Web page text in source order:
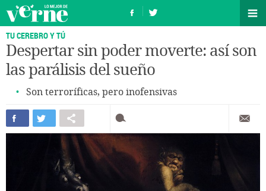
TU CEREBRO Y TÚ
Despertar sin poder moverte: así son
las parálisis del sueño
Son terroríficas, pero inofensivas